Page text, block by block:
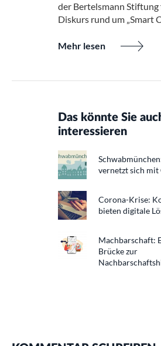
der Bertelsmann Stiftung
Diskurs rund um „Smart
Mehr lesen
Das könnte Sie
interessieren
vernetzt sich mit
Corona-Krise:
bieten digitale
Machbarschaft:
Brücke zur